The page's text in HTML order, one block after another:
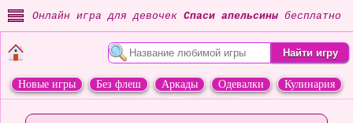
Онлайн игра для девочек Спаси апельсины бесплатно
Новые игры Без флеш Аркады Одевалки
Кулинария